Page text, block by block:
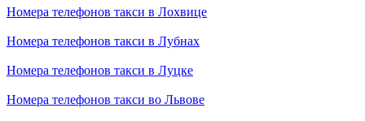
Номера телефонов такси в Лохвице
Номера телефонов такси в Лубнах
Номера телефонов такси в Луцке
Номера телефонов такси во Львове